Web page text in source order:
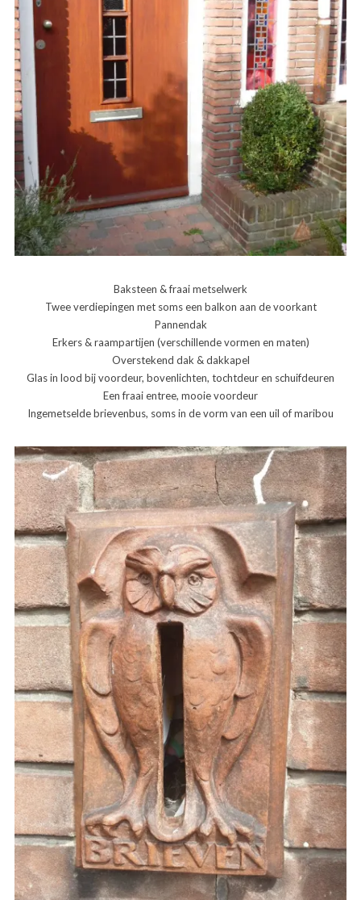
Baksteen & fraai metselwerk
Twee verdiepingen met soms een balkon aan de voorkant
Pannendak
Erkers & raampartijen (verschillende vormen en maten)
Overstekend dak & dakkapel
Glas in lood bij voordeur, bovenlichten, tochtdeur en schuifdeuren
Een fraai entree, mooie voordeur
Ingemetselde brievenbus, soms in de vorm van een uil of maribou